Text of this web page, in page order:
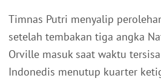
Timnas Putri menyalip
setelah tembakan tiga angka
Orville masuk saat waktu
Indonedis menutup kuarter